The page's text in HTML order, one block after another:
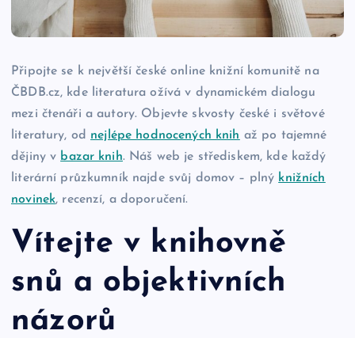
Připojte se k největší české online knižní komunitě na
ČBDB.cz, kde literatura ožívá v dynamickém dialogu
mezi čtenáři a autory. Objevte skvosty české i světové
literatury, od nejlépe hodnocených knih až po tajemné
dějiny v bazar knih. Náš web je střediskem, kde každý
literární průzkumník najde svůj domov – plný knižních
novinek, recenzí, a doporučení.
Vítejte v knihovně
snů a objektivních
názorů